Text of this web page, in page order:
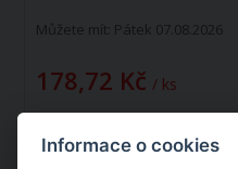
Můžete mít: Pátek 07.08.2026
178,72 Kč / ks
Informace o cookies